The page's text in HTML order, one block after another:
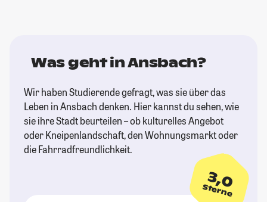
Was geht in Ansbach?
Wir haben Studierende gefragt, was sie über das
Leben in Ansbach denken. Hier kannst du sehen, wie
sie ihre Stadt beurteilen – ob kulturelles Angebot
oder Kneipenlandschaft, den Wohnungsmarkt oder
die Fahrradfreundlichkeit.
3,0
Sterne